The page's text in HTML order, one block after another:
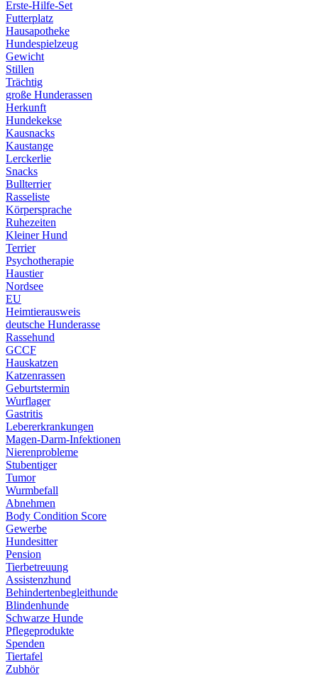
Erste-Hilfe-Set
Futterplatz
Hausapotheke
Hundespielzeug
Gewicht
Stillen
Trächtig
große Hunderassen
Herkunft
Hundekekse
Kausnacks
Kaustange
Lerckerlie
Snacks
Bullterrier
Rasseliste
Körpersprache
Ruhezeiten
Kleiner Hund
Terrier
Psychotherapie
Haustier
Nordsee
EU
Heimtierausweis
deutsche Hunderasse
Rassehund
GCCF
Hauskatzen
Katzenrassen
Geburtstermin
Wurflager
Gastritis
Lebererkrankungen
Magen-Darm-Infektionen
Nierenprobleme
Stubentiger
Tumor
Wurmbefall
Abnehmen
Body Condition Score
Gewerbe
Hundesitter
Pension
Tierbetreuung
Assistenzhund
Behindertenbegleithunde
Blindenhunde
Schwarze Hunde
Pflegeprodukte
Spenden
Tiertafel
Zubhör